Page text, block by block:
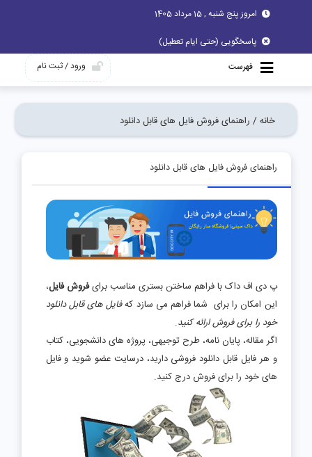
امروز پنج شنبه , 15 مرداد 1405
پاسخگویی (حتی ایام تعطیل)
فهرست
ورود / ثبت نام
خانه / راهنمای فروش فایل های قابل دانلود
راهنمای فروش فایل های قابل دانلود
پ دی اف داک با فراهم ساختن بستری مناسب برایفروش فایل،
این امکان را برای شما فراهم می سازد کهفایل های قابل دانلود
خود را برای فروش ارائه کنید.
اگر مقاله، پایان نامه، طرح توجیهی، پروژه های دانشجویی، کتاب
و هر فایل قابل دانلود فروشی دارید،درسایت عضو شوید و فایل
های خود را برای فروش درج کنید.